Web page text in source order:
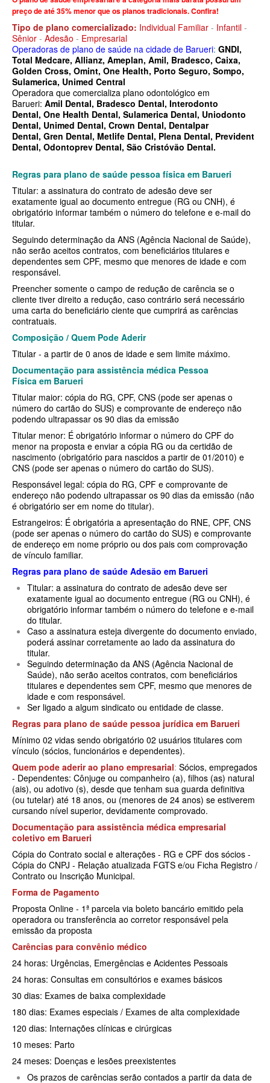
MEDICAL HEALTH PLANO DE SAÚDE EMPRESARIAL
MED TOUR PLANO DE SAÚDE EMPRESARIAL
NEXT SEISA PLANO DE SAÚDE EMPRESARIAL
NOTREDAME PLANO DE SAÚDE EMPRESARIAL
OMINT PLANO DE SAÚDE EMPRESARIAL
ONE HEALTH PLANO DE SAÚDE EMPRESARIAL
PLENA PLANO DE SAÚDE EMPRESARIAL
SANTA CASA DE MAUÁ PLANO DE SAÚDE EMPRESARIAL
SANTA HELENA PLANO DE SAÚDE EMPRESARIAL
SÃO CRISTOVÃO PLANO DE SAÚDE EMPRESARIAL
SÃO MIGUEL PLANO DE SAÚDE EMPRESARIAL
SISTEMAS PLANO DE SAÚDE EMPRESARIAL
SOMPO PLANO DE SAÚDE EMPRESARIAL
TOTAL MEDCARE PLANO DE SAÚDE EMPRESARIAL
TRASMONTANO PLANO DE SAÚDE EMPRESARIAL
UNIHOSP PLANO DE SAÚDE EMPRESARIAL
UNIMED CENTRAL PLANO DE SAÚDE EMPRESARIAL
UNIMED GUARULHOS PLANO DE SAÚDE EMPRESARIAL
ÚNICA PLANO DE SAÚDE EMPRESARIAL
BIO SAÚDE PLANO DE SAÚDE INDIVIDUAL
BIOVIDA PLANO DE SAÚDE INDIVIDUAL
BLUE MED PLANO DE SAÚDE INDIVIDUAL
CLASSES PLANO DE SAÚDE INDIVIDUAL
CUIDAR ME PLANO DE SAÚDE INDIVIDUAL
GARANTIA GS PLANO INDIVIDUAL
GNDI PLANO DE SAÚDE INDIVIDUAL
INTERCLINICAS PLANO DE SAÚDE INDIVIDUAL
KIPP PLANO DE SAÚDE INDIVIDUAL
MED TOUR PLANO DE SAÚDE INDIVIDUAL
PLENA PLANO DE SAÚDE INDIVIDUAL
QSAUDE PLANO DE SAÚDE INDIVIDUAL
SANTARIS PLANO DE SAÚDE INDIVIDUAL
SÃO CRISTOVÃO PLANO DE SAÚDE INDIVIDUAL
SÃO MIGUEL PLANO DE SAÚDE INDIVIDUAL
STA CASA MAUÁ PLANO DE SAÚDE INDIVIDUAL
TOTAL MEDCARE PLANO DE SAÚDE INDIVIDUAL
TRASMONTANO PLANO DE SAÚDE INDIVIDUAL
ÚNICA PLANO DE SAÚDE INDIVIDUAL
UNIHOSP PLANO DE SAÚDE INDIVIDUAL
UNIMED GUARULHOS PLANO DE SAÚDE INDIVIDUAL
PLANO DE SAÚDE FAMILIAR
BLUE MED PLANO DE SAÚDE FAMILIAR
BIOVIDA PLANO DE SAÚDE FAMILIAR
CRUZ AZUL PLANO DE SAÚDE FAMILIAR
CUIDAR ME PLANO DE SAÚDE FAMILIAR
GARANTIA GS PLANO DE SAÚDE FAMILIAR
INTERCLINICAS PLANO DE SAÚDE FAMILIAR
KIPP PLANO DE SAÚDE FAMILIAR
MEDICAL HEALTH PLANO DE SAÚDE FAMILIAR
PLENA PLANO DE SAÚDE FAMILIAR
QSAUDE PLANO DE SAÚDE FAMILIAR
SANTA HELENA PLANO DE SAÚDE FAMILIAR
preço de até 35% menor que os planos tradicionais. Confira!
Tipo de plano comercializado: Individual Familiar - Infantil -
Sênior - Adesão - Empresarial
Operadoras de plano de saúde na cidade de Barueri: GNDI,
Total Medcare, Allianz, Ameplan, Amil, Bradesco, Caixa,
Golden Cross, Omint, One Health, Porto Seguro, Sompo,
Sulamerica, Unimed Central
Operadora que comercializa plano odontológico em
Barueri: Amil Dental, Bradesco Dental, Interodonto
Dental, One Health Dental, Sulamerica Dental, Uniodonto
Dental, Unimed Dental, Crown Dental, Dentalpar
Dental, Gren Dental, Metlife Dental, Plena Dental, Prevident
Dental, Odontoprev Dental, São Cristóvão Dental.
Regras para plano de saúde pessoa física em Barueri
Titular: a assinatura do contrato de adesão deve ser
exatamente igual ao documento entregue (RG ou CNH), é
obrigatório informar também o número do telefone e e-mail do
titular.
Seguindo determinação da ANS (Agência Nacional de Saúde),
não serão aceitos contratos, com beneficiários titulares e
dependentes sem CPF, mesmo que menores de idade e com
responsável.
Preencher somente o campo de redução de carência se o
cliente tiver direito a redução, caso contrário será necessário
uma carta do beneficiário ciente que cumprirá as carências
contratuais.
Composição / Quem Pode Aderir
Titular - a partir de 0 anos de idade e sem limite máximo.
Documentação para assistência médica Pessoa
Física em Barueri
Titular maior: cópia do RG, CPF, CNS (pode ser apenas o
número do cartão do SUS) e comprovante de endereço não
podendo ultrapassar os 90 dias da emissão
Titular menor: É obrigatório informar o número do CPF do
menor na proposta e enviar a cópia RG ou da certidão de
nascimento (obrigatório para nascidos a partir de 01/2010) e
CNS (pode ser apenas o número do cartão do SUS).
Responsável legal: cópia do RG, CPF e comprovante de
endereço não podendo ultrapassar os 90 dias da emissão (não
é obrigatório ser em nome do titular).
Estrangeiros: É obrigatória a apresentação do RNE, CPF, CNS
(pode ser apenas o número do cartão do SUS) e comprovante
de endereço em nome próprio ou dos pais com comprovação
de vínculo familiar.
Regras para plano de saúde Adesão em Barueri
Titular: a assinatura do contrato de adesão deve ser
exatamente igual ao documento entregue (RG ou CNH), é
obrigatório informar também o número do telefone e e-mail
do titular.
Caso a assinatura esteja divergente do documento enviado,
poderá assinar corretamente ao lado da assinatura do
titular.
Seguindo determinação da ANS (Agência Nacional de
Saúde), não serão aceitos contratos, com beneficiários
titulares e dependentes sem CPF, mesmo que menores de
idade e com responsável.
Ser ligado a algum sindicato ou entidade de classe.
Regras para plano de saúde pessoa jurídica em Barueri
Mínimo 02 vidas sendo obrigatório 02 usuários titulares com
vínculo (sócios, funcionários e dependentes).
Quem pode aderir ao plano empresarial: Sócios, empregados
- Dependentes: Cônjuge ou companheiro (a), filhos (as) natural
(ais), ou adotivo (s), desde que tenham sua guarda definitiva
(ou tutelar) até 18 anos, ou (menores de 24 anos) se estiverem
cursando nível superior, devidamente comprovado.
Documentação para assistência médica empresarial
coletivo em Barueri
Cópia do Contrato social e alterações - RG e CPF dos sócios -
Cópia do CNPJ - Relação atualizada FGTS e/ou Ficha Registro /
Contrato ou Inscrição Municipal.
Forma de Pagamento
Proposta Online - 1ª parcela via boleto bancário emitido pela
operadora ou transferência ao corretor responsável pela
emissão da proposta
Carências para convênio médico
24 horas: Urgências, Emergências e Acidentes Pessoais
24 horas: Consultas em consultórios e exames básicos
30 dias: Exames de baixa complexidade
180 dias: Exames especiais / Exames de alta complexidade
120 dias: Internações clínicas e cirúrgicas
10 meses: Parto
24 meses: Doenças e lesões preexistentes
Os prazos de carências serão contados a partir da data de